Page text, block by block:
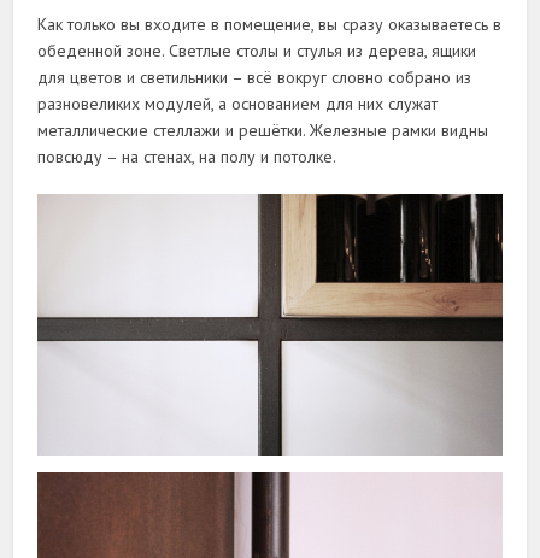
Как только вы входите в помещение, вы сразу оказываетесь в
обеденной зоне. Светлые столы и стулья из дерева, ящики
для цветов и светильники – всё вокруг словно собрано из
разновеликих модулей, а основанием для них служат
металлические стеллажи и решётки. Железные рамки видны
повсюду – на стенах, на полу и потолке.